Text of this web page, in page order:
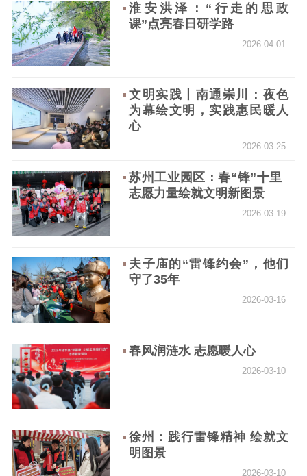
淮安洪泽：“行走的思政
课”点亮春日研学路
2026-04-01
文明实践丨南通崇川：夜色
为幕绘文明，实践惠民暖人
心
2026-03-25
苏州工业园区：春“锋”十里
志愿力量绘就文明新图景
2026-03-19
夫子庙的“雷锋约会”，他们
守了35年
2026-03-16
春风润涟水 志愿暖人心
2026-03-10
徐州：践行雷锋精神 绘就文
明图景
2026-03-10